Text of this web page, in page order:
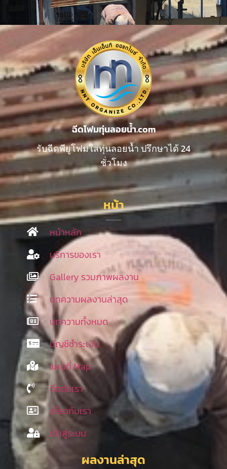
ฉีดโฟมทุ่นลอยน้ำ.com
รับฉีดพียูโฟมใส่ทุ่นลอยน้ำ ปรึกษาได้ 24
ชั่วโมง
หน้า
หน้าหลัก
บริการของเรา
Gallery รวมภาพผลงาน
บทความผลงานล่าสุด
บทความทั้งหมด
บัญชีชำระเงิน
แผนที่ Map
ติดต่อเรา
เกี่ยวกับเรา
เข้าสู่ระบบ
ผลงานล่าสุด